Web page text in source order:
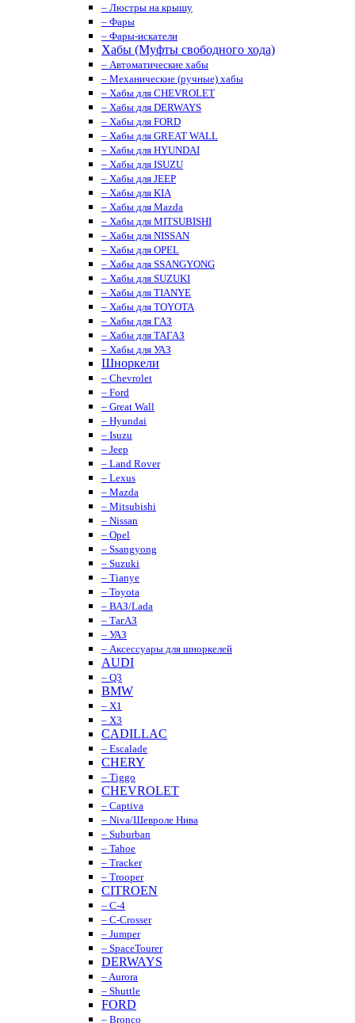
– Люстры на крышу
– Фары
– Фары-искатели
Хабы (Муфты свободного хода)
– Автоматические хабы
– Механические (ручные) хабы
– Хабы для CHEVROLET
– Хабы для DERWAYS
– Хабы для FORD
– Хабы для GREAT WALL
– Хабы для HYUNDAI
– Хабы для ISUZU
– Хабы для JEEP
– Хабы для KIA
– Хабы для Mazda
– Хабы для MITSUBISHI
– Хабы для NISSAN
– Хабы для OPEL
– Хабы для SSANGYONG
– Хабы для SUZUKI
– Хабы для TIANYE
– Хабы для TOYOTA
– Хабы для ГАЗ
– Хабы для ТАГАЗ
– Хабы для УАЗ
Шноркели
– Chevrolet
– Ford
– Great Wall
– Hyundai
– Isuzu
– Jeep
– Land Rover
– Lexus
– Mazda
– Mitsubishi
– Nissan
– Opel
– Ssangyong
– Suzuki
– Tianye
– Toyota
– ВАЗ/Lada
– ТагАЗ
– УАЗ
– Аксессуары для шноркелей
AUDI
– Q3
BMW
– X1
– X3
CADILLAC
– Escalade
CHERY
– Tiggo
CHEVROLET
– Captiva
– Niva/Шевроле Нива
– Suburban
– Tahoe
– Tracker
– Trooper
CITROEN
– C-4
– C-Crosser
– Jumper
– SpaceTourer
DERWAYS
– Aurora
– Shuttle
FORD
– Bronco